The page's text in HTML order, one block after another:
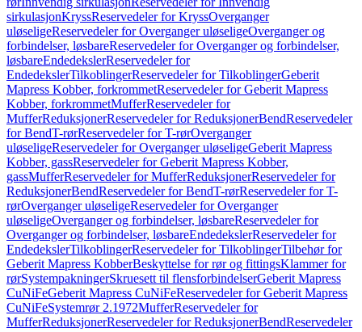
sirkulasjonKryssReservedeler for KryssOverganger
uløseligeReservedeler for Overganger uløseligeOverganger og
forbindelser, løsbareReservedeler for Overganger og forbindelser,
løsbareEndedekslerReservedeler for
EndedekslerTilkoblingerReservedeler for TilkoblingerGeberit
Mapress Kobber, forkrommetReservedeler for Geberit Mapress
Kobber, forkrommetMufferReservedeler for
MufferReduksjonerReservedeler for ReduksjonerBendReservedeler
for BendT-rørReservedeler for T-rørOverganger
uløseligeReservedeler for Overganger uløseligeGeberit Mapress
Kobber, gassReservedeler for Geberit Mapress Kobber,
gassMufferReservedeler for MufferReduksjonerReservedeler for
ReduksjonerBendReservedeler for BendT-rørReservedeler for T-
rørOverganger uløseligeReservedeler for Overganger
uløseligeOverganger og forbindelser, løsbareReservedeler for
Overganger og forbindelser, løsbareEndedekslerReservedeler for
EndedekslerTilkoblingerReservedeler for TilkoblingerTilbehør for
Geberit Mapress KobberBeskyttelse for rør og fittingsKlammer for
rørSystempakningerSkruesett til flensforbindelserGeberit Mapress
CuNiFeGeberit Mapress CuNiFeReservedeler for Geberit Mapress
CuNiFeSystemrør 2.1972MufferReservedeler for
MufferReduksjonerReservedeler for ReduksjonerBendReservedeler